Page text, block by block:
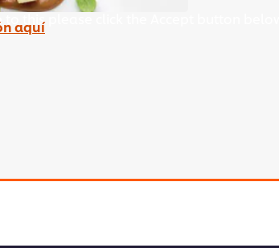
this please click the Accept button below.
aquí